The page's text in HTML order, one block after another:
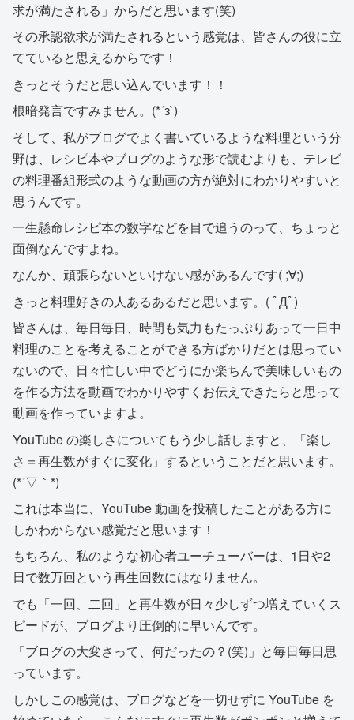
求が満たされる」からだと思います(笑)
その承認欲求が満たされるという感覚は、皆さんの役に立
てていると思えるからです！
きっとそうだと思い込んでいます！！
根暗発言ですみません。(*´з`)
そして、私がブログでよく書いているような料理という分
野は、レシピ本やブログのような形で読むよりも、テレビ
の料理番組形式のような動画の方が絶対にわかりやすいと
思うんです。
一生懸命レシピ本の数字などを目で追うのって、ちょっと
面倒なんですよね。
なんか、頑張らないといけない感があるんです( ;∀;)
きっと料理好きの人あるあるだと思います。( ﾟДﾟ)
皆さんは、毎日毎日、時間も気力もたっぷりあって一日中
料理のことを考えることができる方ばかりだとは思ってい
ないので、日々忙しい中でどうにか楽ちんで美味しいもの
を作る方法を動画でわかりやすくお伝えできたらと思って
動画を作っていますよ。
YouTube の楽しさについてもう少し話しますと、「楽し
さ＝再生数がすぐに変化」するということだと思います。
(*´▽｀*)
これは本当に、YouTube 動画を投稿したことがある方に
しかわからない感覚だと思います！
もちろん、私のような初心者ユーチューバーは、1日や2
日で数万回という再生回数にはなりません。
でも「一回、二回」と再生数が日々少しずつ増えていくス
ピードが、ブログより圧倒的に早いんです。
「ブログの大変さって、何だったの？(笑)」と毎日毎日思
っています。
しかしこの感覚は、ブログなどを一切せずに YouTube を